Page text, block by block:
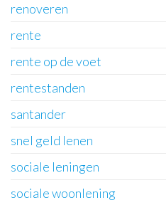
renoveren
rente
rente op de voet
rentestanden
santander
snel geld lenen
sociale leningen
sociale woonlening